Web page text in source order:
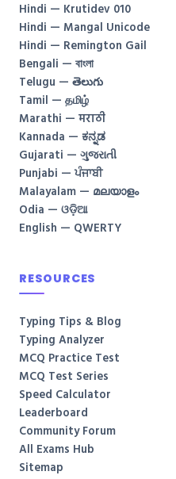
Hindi — Krutidev 010
Hindi — Mangal Unicode
Hindi — Remington Gail
Bengali — বাংলা
Telugu — తెలుగు
Tamil — தமிழ்
Marathi — मराठी
Kannada — ಕನ್ನಡ
Gujarati — ગુજરાતી
Punjabi — ਪੰਜਾਬੀ
Malayalam — മലയാളം
Odia — ଓଡ଼ିଆ
English — QWERTY
RESOURCES
Typing Tips & Blog
Typing Analyzer
MCQ Practice Test
MCQ Test Series
Speed Calculator
Leaderboard
Community Forum
All Exams Hub
Sitemap